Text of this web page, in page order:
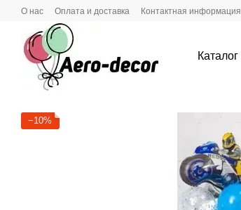
Перейти к основному контенту
О нас Оплата и доставка Контактная информация
Каталог
−10%